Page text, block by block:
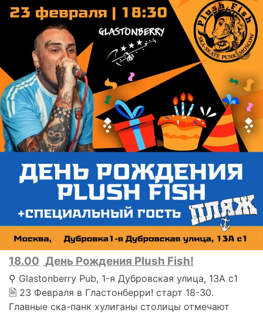
18.00 День Рождения Plush Fish!
⚲ Glastonberry Pub, 1-я Дубровская улица, 13А с1
🗎 23 Февраля в Гластонберри! старт 18-30.
Главные ска-панк хулиганы столицы отмечают